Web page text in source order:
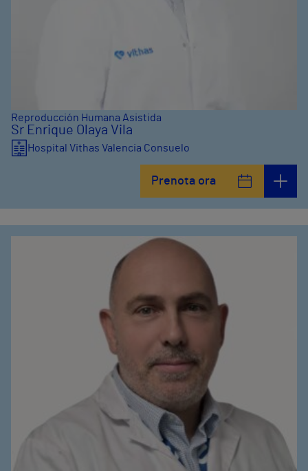
Reproducción Humana Asistida
Sr Enrique Olaya Vila
Hospital Vithas Valencia Consuelo
Prenota ora